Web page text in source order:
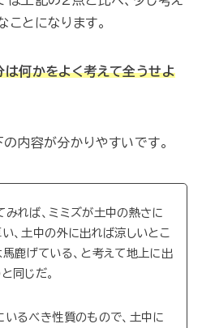
とになります。
は何かをよく考えて全うせよ
内容が分かりやすいです。
れば、ミミズが土中の熱さに
、土中の外に出れば涼しいとこ
鹿げている、と考えて地上に出
同じだ。
るべき性質のもので、土中に